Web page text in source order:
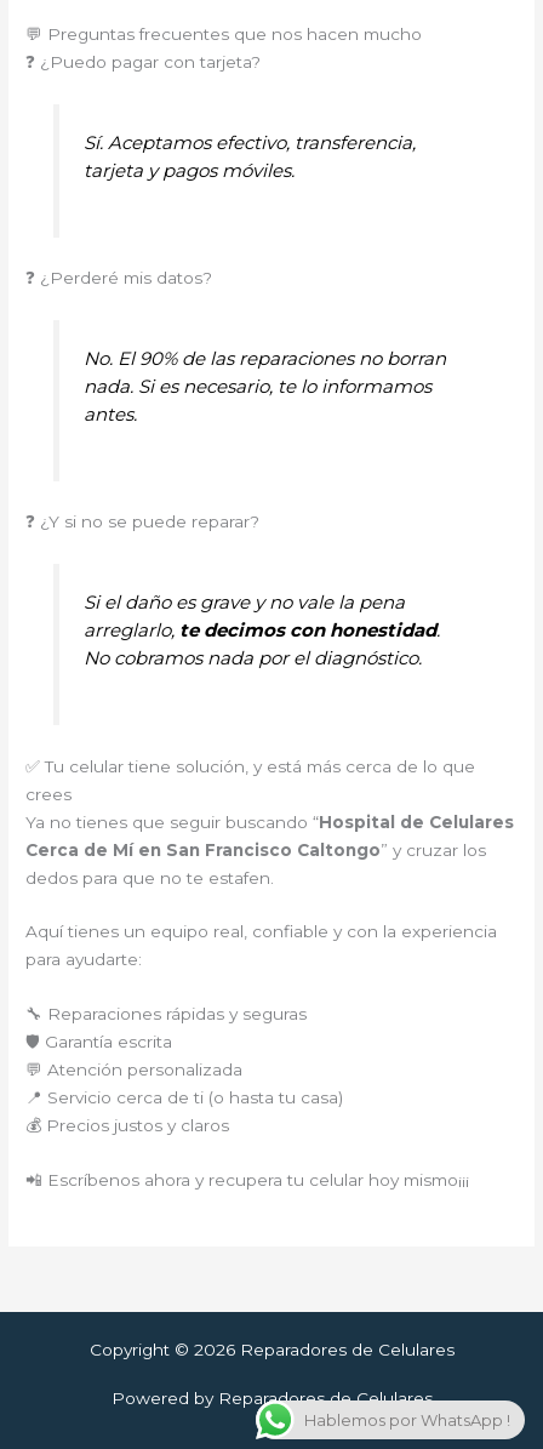
💬 Preguntas frecuentes que nos hacen mucho
❓ ¿Puedo pagar con tarjeta?
Sí. Aceptamos efectivo, transferencia,
tarjeta y pagos móviles.
❓ ¿Perderé mis datos?
No. El 90% de las reparaciones no borran
nada. Si es necesario, te lo informamos
antes.
❓ ¿Y si no se puede reparar?
Si el daño es grave y no vale la pena
arreglarlo, te decimos con honestidad.
No cobramos nada por el diagnóstico.
✅ Tu celular tiene solución, y está más cerca de lo que
crees
Ya no tienes que seguir buscando “Hospital de Celulares
Cerca de Mí en San Francisco Caltongo” y cruzar los
dedos para que no te estafen.
Aquí tienes un equipo real, confiable y con la experiencia
para ayudarte:
🔧 Reparaciones rápidas y seguras
🛡️ Garantía escrita
💬 Atención personalizada
📍 Servicio cerca de ti (o hasta tu casa)
💰 Precios justos y claros
📲 Escríbenos ahora y recupera tu celular hoy mismo¡¡¡
Copyright © 2026 Reparadores de Celulares
Powered by Reparadores de Celulares
Hablemos por WhatsApp !